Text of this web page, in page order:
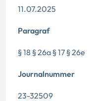
11.07.2025
Paragraf
§ 18 § 26a § 17 § 26e
Journalnummer
23-32509